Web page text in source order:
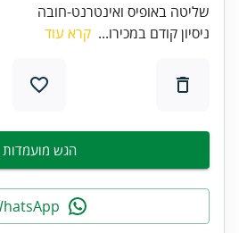
שליטה באופיס ואינטרנט-חובה
ניסיון קודם במכירו... קרא עוד
הגש מועמדות